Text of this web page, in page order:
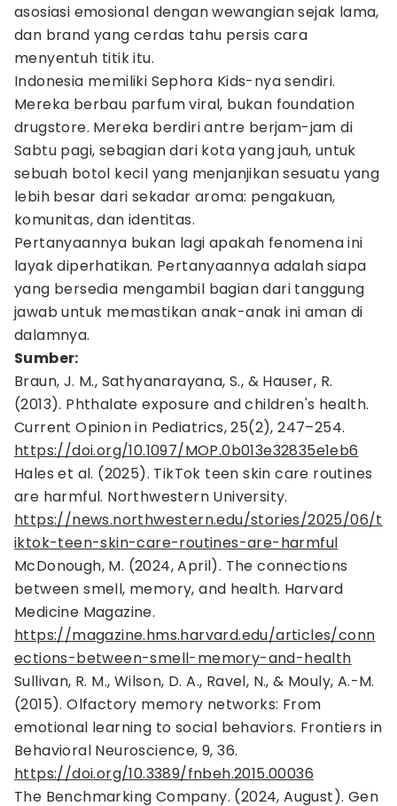
asosiasi emosional dengan wewangian sejak lama,
dan brand yang cerdas tahu persis cara
menyentuh titik itu.
Indonesia memiliki Sephora Kids-nya sendiri.
Mereka berbau parfum viral, bukan foundation
drugstore. Mereka berdiri antre berjam-jam di
Sabtu pagi, sebagian dari kota yang jauh, untuk
sebuah botol kecil yang menjanjikan sesuatu yang
lebih besar dari sekadar aroma: pengakuan,
komunitas, dan identitas.
Pertanyaannya bukan lagi apakah fenomena ini
layak diperhatikan. Pertanyaannya adalah siapa
yang bersedia mengambil bagian dari tanggung
jawab untuk memastikan anak-anak ini aman di
dalamnya.
Sumber:
Braun, J. M., Sathyanarayana, S., & Hauser, R.
(2013). Phthalate exposure and children's health.
Current Opinion in Pediatrics, 25(2), 247–254.
https://doi.org/10.1097/MOP.0b013e32835e1eb6
Hales et al. (2025). TikTok teen skin care routines
are harmful. Northwestern University.
https://news.northwestern.edu/stories/2025/06/t
iktok-teen-skin-care-routines-are-harmful
McDonough, M. (2024, April). The connections
between smell, memory, and health. Harvard
Medicine Magazine.
https://magazine.hms.harvard.edu/articles/conn
ections-between-smell-memory-and-health
Sullivan, R. M., Wilson, D. A., Ravel, N., & Mouly, A.-M.
(2015). Olfactory memory networks: From
emotional learning to social behaviors. Frontiers in
Behavioral Neuroscience, 9, 36.
https://doi.org/10.3389/fnbeh.2015.00036
The Benchmarking Company. (2024, August). Gen